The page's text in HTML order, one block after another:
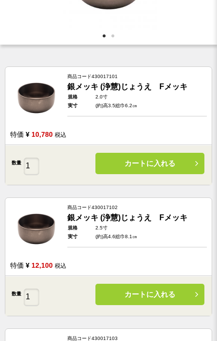
商品コード430017101
銀メッキ (浄慧)じょうえ Fメッキ
規格
2.0寸
実寸
(約)高3.5総巾6.2㎝
特価 ¥ 10,780 税込
数量 カートに入れる
商品コード430017102
銀メッキ (浄慧)じょうえ Fメッキ
規格
2.5寸
実寸
(約)高4.6総巾8.1㎝
特価 ¥ 12,100 税込
数量 カートに入れる
商品コード430017103